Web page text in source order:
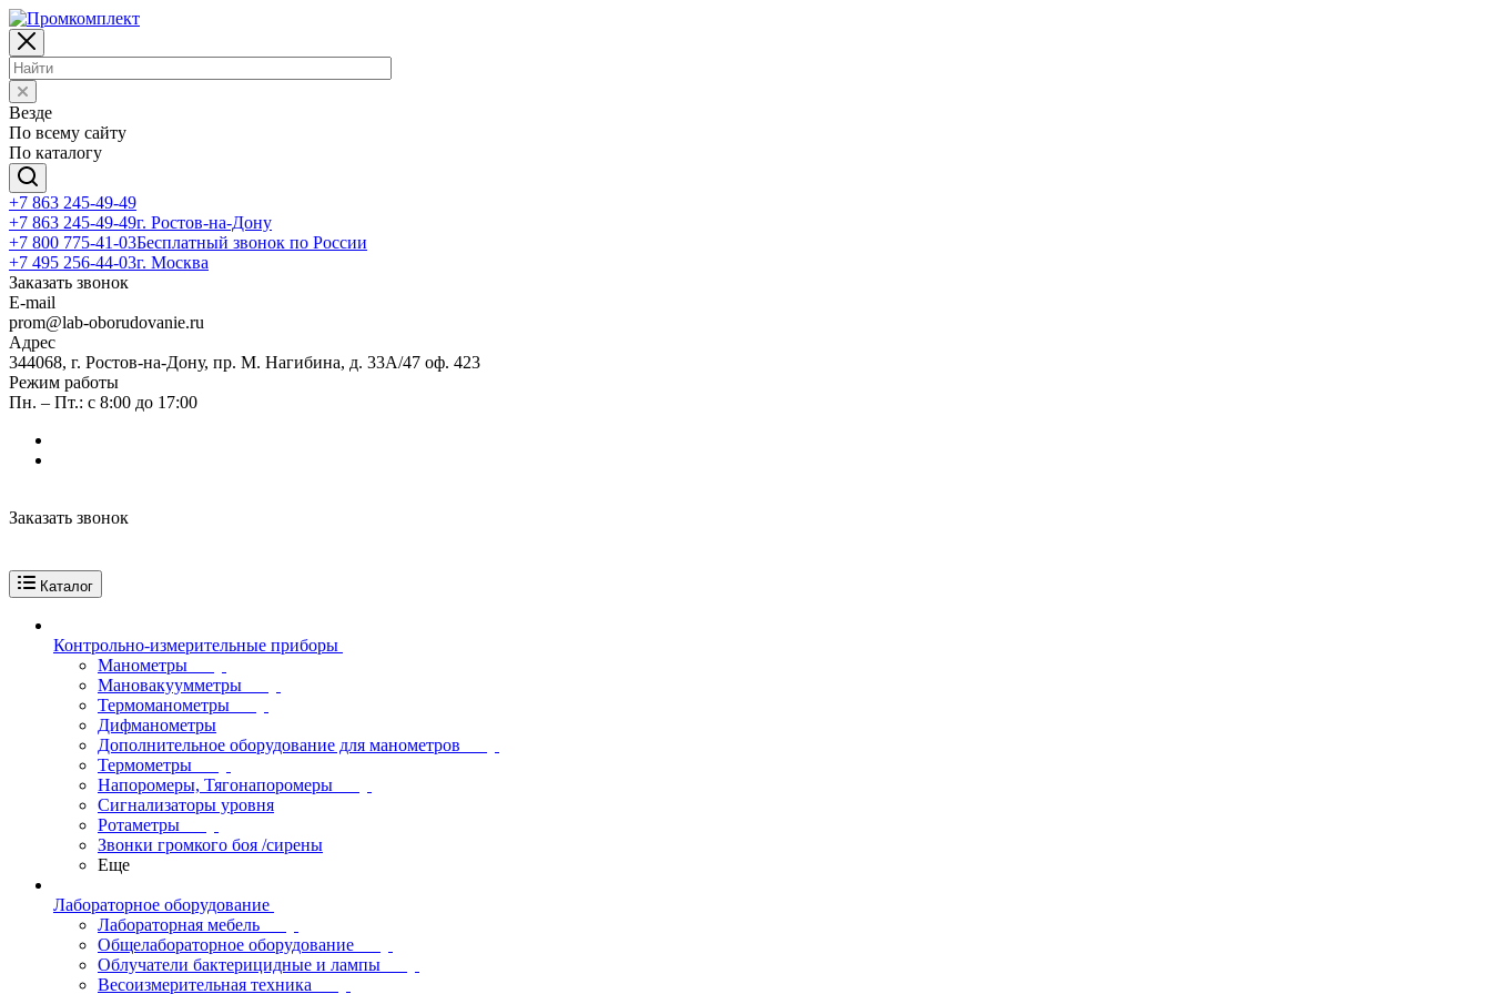
Везде
По всему сайту
По каталогу
+7 863 245-49-49
+7 863 245-49-49г. Ростов-на-Дону
+7 800 775-41-03Бесплатный звонок по России
+7 495 256-44-03г. Москва
Заказать звонок
E-mail
prom@lab-oborudovanie.ru
Адрес
344068, г. Ростов-на-Дону, пр. М. Нагибина, д. 33А/47 оф. 423
Режим работы
Пн. – Пт.: с 8:00 до 17:00
Заказать звонок
Каталог
Контрольно-измерительные приборы
Манометры
Мановакуумметры
Термоманометры
Дифманометры
Дополнительное оборудование для манометров
Термометры
Напоромеры, Тягонапоромеры
Сигнализаторы уровня
Ротаметры
Звонки громкого боя /сирены
Еще
Лабораторное оборудование
Лабораторная мебель
Общелабораторное оборудование
Облучатели бактерицидные и лампы
Весоизмерительная техника